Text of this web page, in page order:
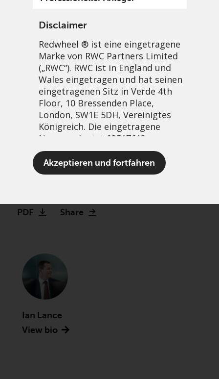
Disclaimer
Redwheel ® ist eine eingetragene
Marke von RWC Partners Limited
(„RWC“). RWC ist in England und
Wales eingetragen und hat seinen
eingetragenen Sitz in Verde 4th
Floor, 10 Bressenden Place,
London, SW1E 5DH, Vereinigtes
Königreich. Die eingetragene
Nummer lautet 03517613.
Der Begriff „Redwheel“ kann ein
oder mehrere Unternehmen der
Management LLP, die jeweils von
US Securities and Exchange
Commission zugelassen und
reguliert werden Exchange
Commission („SEC“); RWC Asset
Advisors (US) LLC, das bei der SEC
registriert ist; RWC Singapore
(Pte) Limited, die von der
Akzeptieren und fortfahren
Are you sure about that?
The folly of forecasting
PDF Share
Ian Lance
View bio